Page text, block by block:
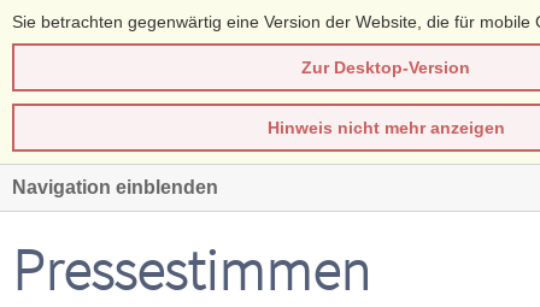
Sie betrachten gegenwärtig eine Version der Website, die für mobile
Zur Desktop-Version
Hinweis nicht mehr anzeigen
Navigation einblenden
Pressestimmen